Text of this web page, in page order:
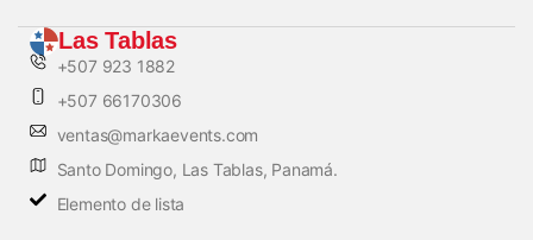
Las Tablas
+507 923 1882
+507 66170306
ventas@markaevents.com
Santo Domingo, Las Tablas, Panamá.
Elemento de lista